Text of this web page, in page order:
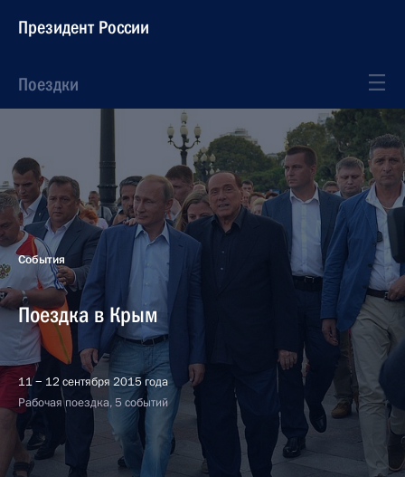
Президент России
Поездки
События
Поездка в Крым
11 − 12 сентября 2015 года
Рабочая поездка, 5 событий